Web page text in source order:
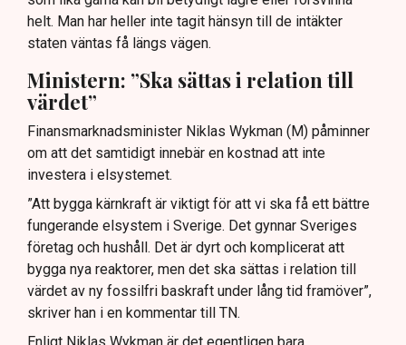
helt. Man har heller inte tagit hänsyn till de intäkter
staten väntas få längs vägen.
Ministern: ”Ska sättas i relation till
värdet”
Finansmarknadsminister Niklas Wykman (M) påminner
om att det samtidigt innebär en kostnad att inte
investera i elsystemet.
”Att bygga kärnkraft är viktigt för att vi ska få ett bättre
fungerande elsystem i Sverige. Det gynnar Sveriges
företag och hushåll. Det är dyrt och komplicerat att
bygga nya reaktorer, men det ska sättas i relation till
värdet av ny fossilfri baskraft under lång tid framöver”,
skriver han i en kommentar till TN.